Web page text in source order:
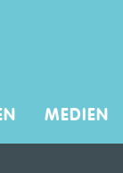
MEDIEN